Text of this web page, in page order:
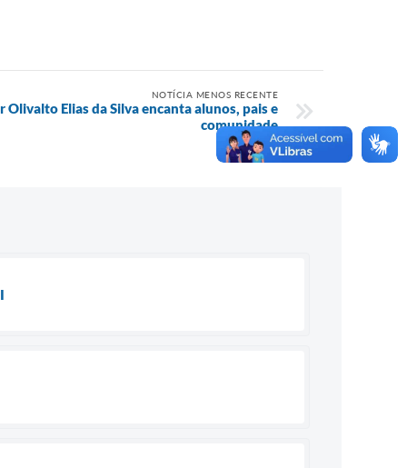
NOTÍCIA MENOS RECENTE
Olivalto Elias da Silva encanta alunos, pais e
comunidade